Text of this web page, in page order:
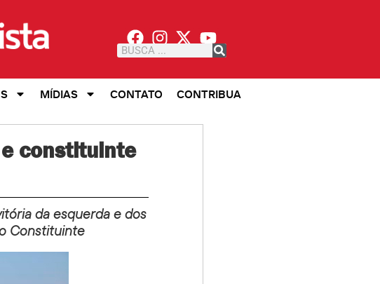
MÍDIAS CONTATO CONTRIBUA
constituinte
da esquerda e dos
Constituinte